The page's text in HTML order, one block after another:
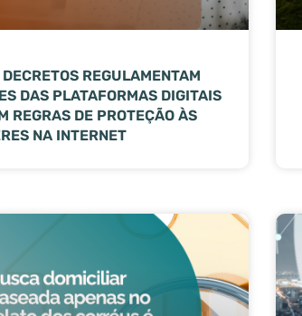
DECRETOS REGULAMENTAM
DAS PLATAFORMAS DIGITAIS
REGRAS DE PROTEÇÃO ÀS
NA INTERNET